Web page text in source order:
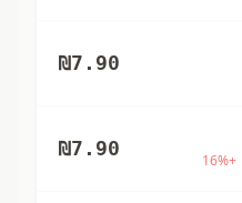
₪7.90
+
16%
₪7.90